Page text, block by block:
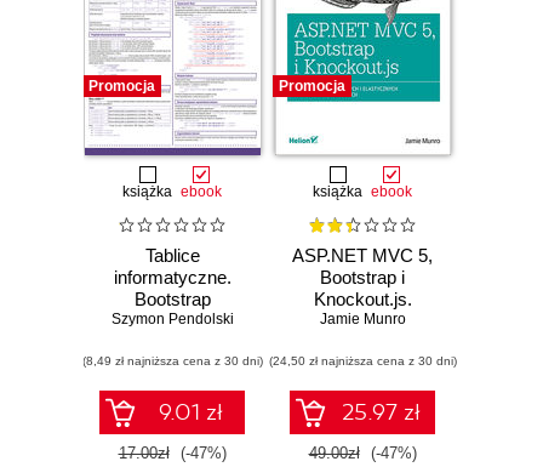
Promocja
książka ebook
Tablice
informatyczne.
Bootstrap
Szymon Pendolski
(8,49 zł najniższa cena z 30 dni)
9.01 zł
17.00zł (-47%)
Promocja
książka ebook
ASP.NET MVC 5,
Bootstrap i
Knockout.js.
Tworzenie
elastycznych
aplikacji
internetowych
Jamie Munro
(24,50 zł najniższa cena z 30 dni)
25.97 zł
49.00zł (-47%)